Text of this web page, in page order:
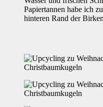
Papiertannen habe ich
hinteren Rand der